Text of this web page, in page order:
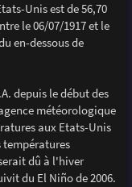
Unis est de 56,70
le 06/07/1917 et le
en-dessous de
depuis le début des
météorologique
aux Etats-Unis
températures
dû à l'hiver
du El Niño de 2006.